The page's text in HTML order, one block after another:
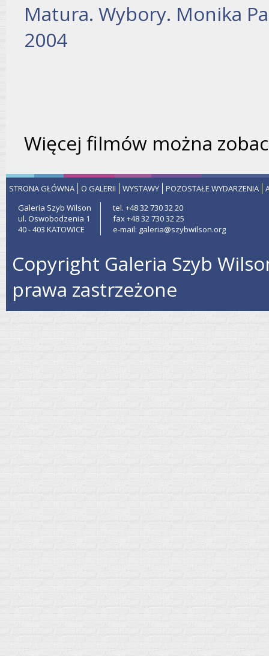
Matura. Wybory. Monika
2004
Więcej filmów można
STRONA GŁÓWNA O GALERII WYSTAWY POZOSTAŁE WYDARZENIA
Galeria Szyb Wilson
ul. Oswobodzenia 1
40 - 403 KATOWICE
tel. +48 32 730 32 20
fax +48 32 730 32 25
e-mail: galeria@szybwilson.org
Copyright Galeria Szyb
prawa zastrzeżone